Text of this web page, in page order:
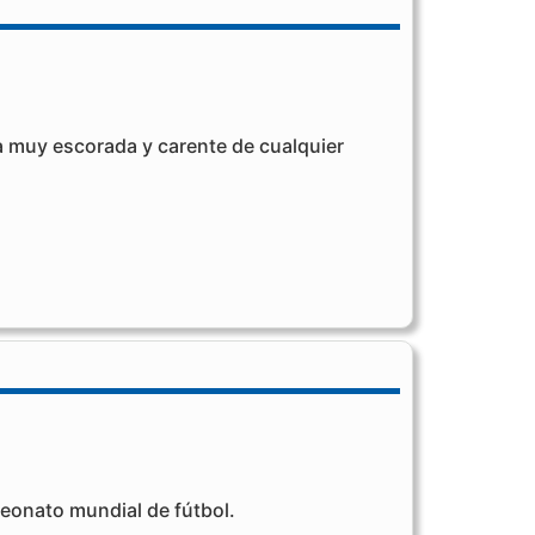
escorada y carente de cualquier
mundial de fútbol.